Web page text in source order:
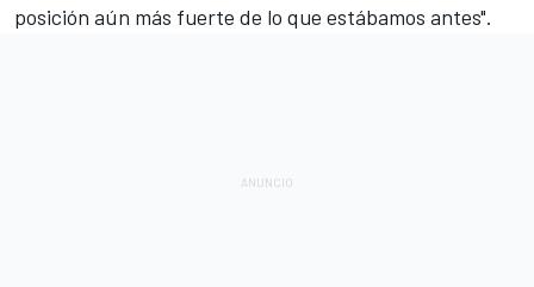
posición aún más fuerte de lo que estábamos antes".